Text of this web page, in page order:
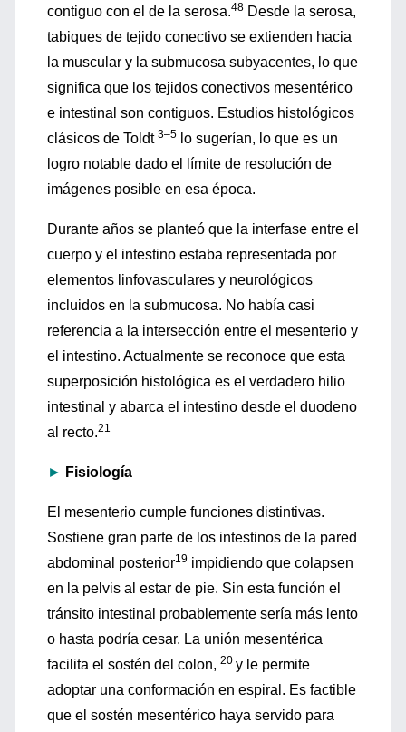
contiguo con el de la serosa.48 Desde la serosa,
tabiques de tejido conectivo se extienden hacia
la muscular y la submucosa subyacentes, lo que
significa que los tejidos conectivos mesentérico
e intestinal son contiguos. Estudios histológicos
clásicos de Toldt 3–5 lo sugerían, lo que es un
logro notable dado el límite de resolución de
imágenes posible en esa época.
Durante años se planteó que la interfase entre el
cuerpo y el intestino estaba representada por
elementos linfovasculares y neurológicos
incluidos en la submucosa. No había casi
referencia a la intersección entre el mesenterio y
el intestino. Actualmente se reconoce que esta
superposición histológica es el verdadero hilio
intestinal y abarca el intestino desde el duodeno
al recto.21
► Fisiología
El mesenterio cumple funciones distintivas.
Sostiene gran parte de los intestinos de la pared
abdominal posterior19 impidiendo que colapsen
en la pelvis al estar de pie. Sin esta función el
tránsito intestinal probablemente sería más lento
o hasta podría cesar. La unión mesentérica
facilita el sostén del colon, 20 y le permite
adoptar una conformación en espiral. Es factible
que el sostén mesentérico haya servido para